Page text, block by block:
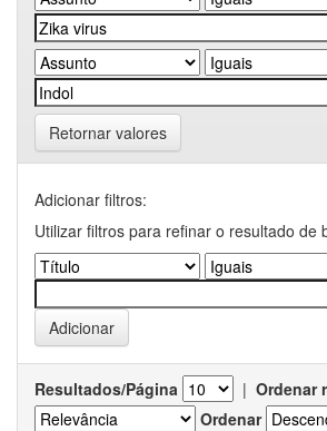
Retornar valores
Adicionar filtros:
Utilizar filtros para refinar o resultado de
Resultados/Página | Ordenar
Ordenar